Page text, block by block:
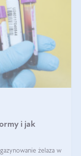
i jak
żelaza w